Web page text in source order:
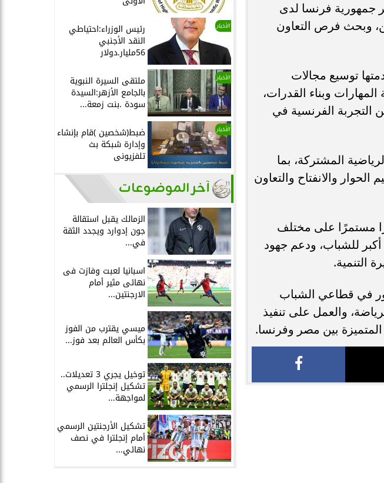
جمهورية فرنسا لدى
وبحث فرص التعاون
توسيع مجالات
وبناء القدرات،
التجربة الفرنسية في
المشتركة، بما
والانفتاح والتعاون
مستمرًا على مختلف
للشباب، ودعم جهود
التنمية.
في قطاعي الشباب
والعمل على تنفيذ
بين مصر وفرنسا.
الأخبار رئيس الوزراء:احتياطي
النقد الأجنبي
56مليار.دولار
الأخبار ملتقى السيرة النبوية
بالجامع الأزهر:السيدة
سودة .بنت زمعة...
الأخبار ضبط(شخصين )قام بإنشاء
وإدارة شبكة بث
تلفزيونى
آخر الموضوعات
الزمالك يقبل استقالة
جون إدوارد ويجدد الثقة
في...
اسبانيا لعبت وفازت فى
نهائى مثير أمام
الارجنتين...
ميسي يقترب من الفوز
بكأس العالم بعد فوز...
توخيل يجري 3 تعديلات..
تشكيل إنجلترا الرسمي
لمواجهة...
تشكيل الأرجنتين الرسمي
أمام إنجلترا في نصف
نهائي...